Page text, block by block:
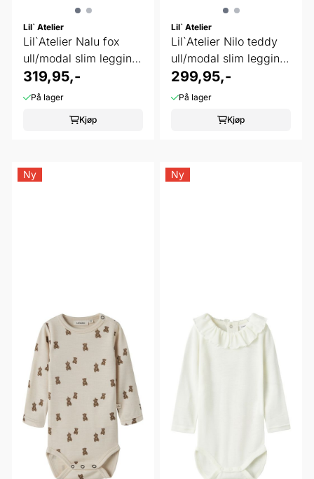
Lil` Atelier
Lil`Atelier Nalu fox
ull/modal slim legging
...
319,95,-
På lager
Kjøp
Lil` Atelier
Lil`Atelier Nilo teddy
ull/modal slim legging
...
299,95,-
På lager
Kjøp
Ny Ny